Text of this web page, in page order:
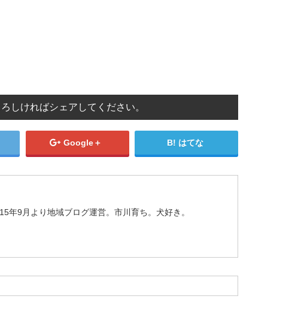
しければシェアしてください。
Google＋ はてな
年9月より地域ブログ運営。市川育ち。犬好き。